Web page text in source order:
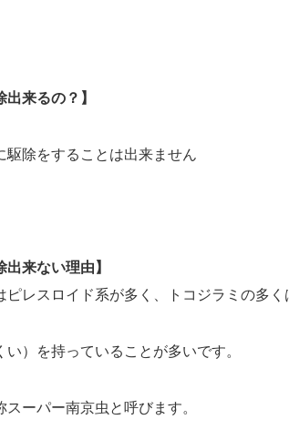
出来るの？】
駆除をすることは出来ません
出来ない理由】
ピレスロイド系が多く、トコジラミの多く
）を持っていることが多いです。
ーパー南京虫と呼びます。